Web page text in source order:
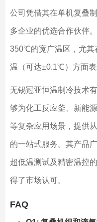
公司凭借其在单机复叠
多企业的优选合作伙伴
350℃的宽广温区，尤其
温（可达±0.1℃）方面表
无锡冠亚恒温制冷技术
够为化工反应釜、新能
等复杂应用场景，提供
的一站式服务。其产品
超低温测试及精密温控
得了市场认可。
FAQ